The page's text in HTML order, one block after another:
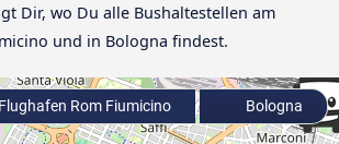
Dir, wo Du alle Bushaltestellen am
und in Bologna findest.
Flughafen Rom Fiumicino Bologna